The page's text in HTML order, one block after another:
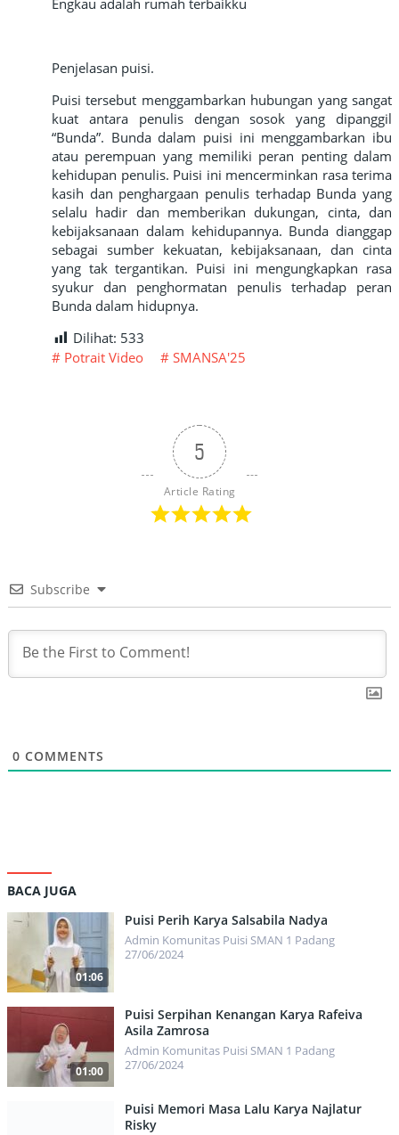
Engkau adalah rumah terbaikku
Penjelasan puisi.
Puisi tersebut menggambarkan hubungan yang sangat
kuat antara penulis dengan sosok yang dipanggil
“Bunda”. Bunda dalam puisi ini menggambarkan ibu
atau perempuan yang memiliki peran penting dalam
kehidupan penulis. Puisi ini mencerminkan rasa terima
kasih dan penghargaan penulis terhadap Bunda yang
selalu hadir dan memberikan dukungan, cinta, dan
kebijaksanaan dalam kehidupannya. Bunda dianggap
sebagai sumber kekuatan, kebijaksanaan, dan cinta
yang tak tergantikan. Puisi ini mengungkapkan rasa
syukur dan penghormatan penulis terhadap peran
Bunda dalam hidupnya.
Dilihat: 533
Potrait Video
SMANSA'25
5
Article Rating
Subscribe
0 COMMENTS
BACA JUGA
1439
01:06
Puisi Perih Karya Salsabila Nadya
Admin Komunitas Puisi SMAN 1 Padang
27/06/2024
01:00
Puisi Serpihan Kenangan Karya Rafeiva
Asila Zamrosa
Admin Komunitas Puisi SMAN 1 Padang
27/06/2024
Puisi Memori Masa Lalu Karya Najlatur
Risky